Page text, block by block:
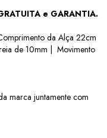
e GARANTIA.
da Alça 22cm
de 10mm | Movimento
marca juntamente com